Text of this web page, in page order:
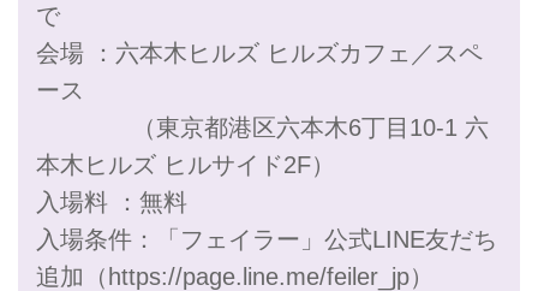
で
会場 ：六本木ヒルズ ヒルズカフェ／スペ
ース
（東京都港区六本木6丁目10-1 六
本木ヒルズ ヒルサイド2F）
入場料 ：無料
入場条件：「フェイラー」公式LINE友だち
追加（https://page.line.me/feiler_jp）